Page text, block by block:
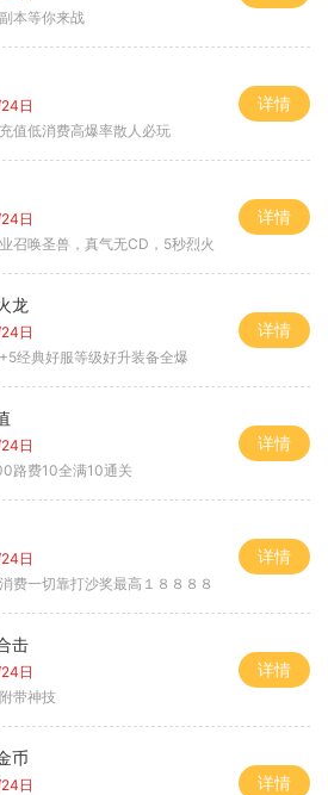
本等你来战
日
值低消费高爆率散人必玩
详情
日
召唤圣兽，真气无CD，5秒烈火
详情
龙
日
经典好服等级好升装备全爆
详情
日
路费10全满10通关
详情
日
费一切靠打沙奖最高１８８８８
详情
击
日
带神技
详情
币
日
详情